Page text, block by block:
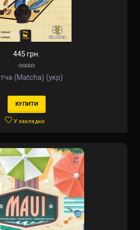
445 грн.
(Matcha) (укр)
КУПИТИ
У закладки